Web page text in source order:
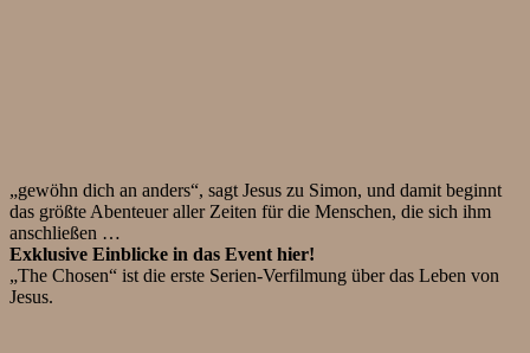
„gewöhn dich an anders“, sagt Jesus zu Simon, und damit beginnt
das größte Abenteuer aller Zeiten für die Menschen, die sich ihm
anschließen …
Exklusive Einblicke in das Event hier!
„The Chosen“ ist die erste Serien-Verfilmung über das Leben von
Jesus.